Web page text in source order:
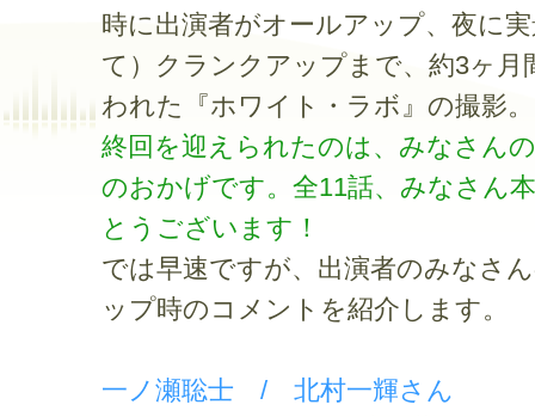
時に出演者がオールアップ、夜に
て）クランクアップまで、約3ヶ月
われた『ホワイト・ラボ』の撮影。
終回を迎えられたのは、みなさん
のおかげです。全11話、みなさん
とうございます！
では早速ですが、出演者のみなさ
ップ時のコメントを紹介します。
一ノ瀬聡士 / 北村一輝さん